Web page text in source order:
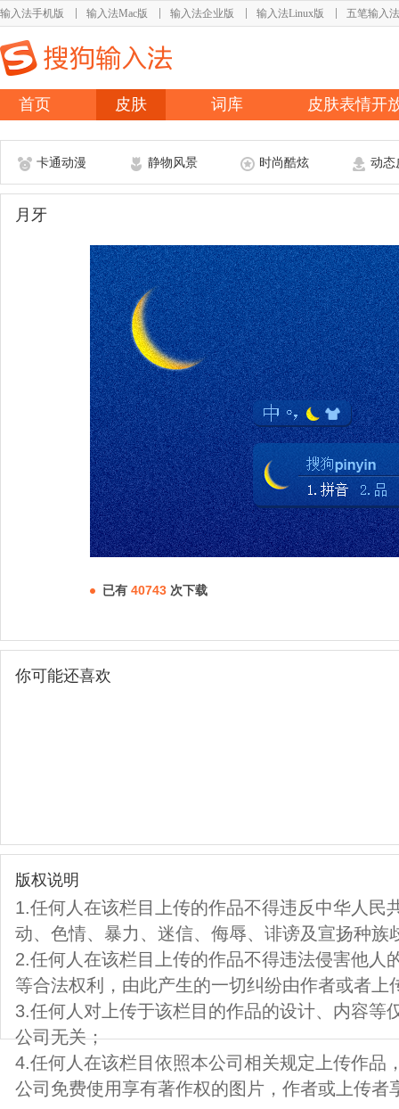
输入法手机版 输入法Mac版 输入法企业版 输入法Linux版 五笔输入法
首页 皮肤 词库 皮肤表情开
卡通动漫 静物风景 时尚酷炫 动态
月牙
已有 40743 次下载
你可能还喜欢
版权说明
1.任何人在该栏目上传的作品不得违反中华人民
动、色情、暴力、迷信、侮辱、诽谤及宣扬种族
2.任何人在该栏目上传的作品不得违法侵害他人
等合法权利，由此产生的一切纠纷由作者或者上
3.任何人对上传于该栏目的作品的设计、内容等
公司无关；
4.任何人在该栏目依照本公司相关规定上传作品
公司免费使用享有著作权的图片，作者或上传者